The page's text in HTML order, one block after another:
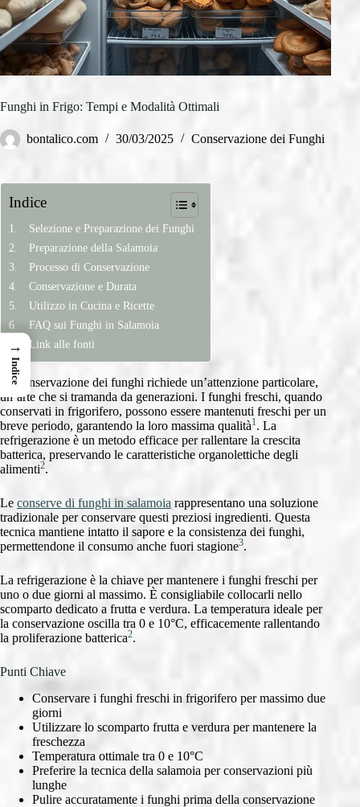
Funghi in Frigo: Tempi e Modalità Ottimali
bontalico.com 30/03/2025 Conservazione dei Funghi
Indice
Selezione e Preparazione dei Funghi
Preparazione della Salamoia
Processo di Conservazione
Conservazione e Durata
Utilizzo in Cucina e Ricette
FAQ sui Funghi in Salamoia
Link alle fonti
La conservazione dei funghi richiede un’attenzione particolare,
un’arte che si tramanda da generazioni. I funghi freschi, quando
conservati in frigorifero, possono essere mantenuti freschi per un
breve periodo, garantendo la loro massima qualità1. La
refrigerazione è un metodo efficace per rallentare la crescita
batterica, preservando le caratteristiche organolettiche degli
alimenti2.
Le conserve di funghi in salamoia rappresentano una soluzione
tradizionale per conservare questi preziosi ingredienti. Questa
tecnica mantiene intatto il sapore e la consistenza dei funghi,
permettendone il consumo anche fuori stagione3.
La refrigerazione è la chiave per mantenere i funghi freschi per
uno o due giorni al massimo. È consigliabile collocarli nello
scomparto dedicato a frutta e verdura. La temperatura ideale per
la conservazione oscilla tra 0 e 10°C, efficacemente rallentando
la proliferazione batterica2.
Punti Chiave
Conservare i funghi freschi in frigorifero per massimo due
giorni
Utilizzare lo scomparto frutta e verdura per mantenere la
freschezza
Temperatura ottimale tra 0 e 10°C
Preferire la tecnica della salamoia per conservazioni più
lunghe
Pulire accuratamente i funghi prima della conservazione
→
Indice